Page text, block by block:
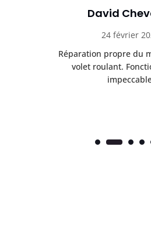
David
24 février
Réparation propre du
volet roulant.